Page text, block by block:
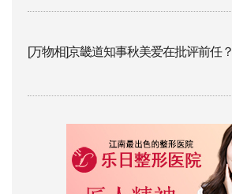
[万物相]京畿道知事秋美爱在批评前任？